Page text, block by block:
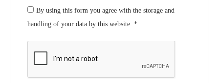
By using this form you agree with the storage and
handling of your data by this website. *